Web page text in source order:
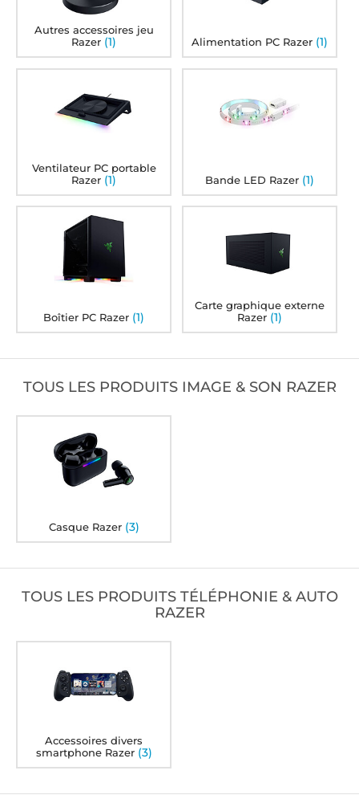
Autres accessoires jeu
Razer (1) Alimentation PC Razer (1)
Ventilateur PC portable
Razer (1) Bande LED Razer (1)
Boîtier PC Razer (1)
Carte graphique externe
Razer (1)
TOUS LES PRODUITS IMAGE & SON RAZER
Casque Razer (3)
TOUS LES PRODUITS TÉLÉPHONIE & AUTO
RAZER
Accessoires divers
smartphone Razer (3)